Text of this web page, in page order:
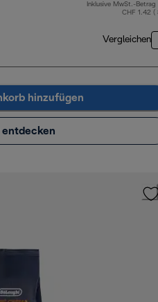
Inklusive MwSt.-Betrag
CHF 1.42 (
Vergleichen
hinzufügen
entdecken